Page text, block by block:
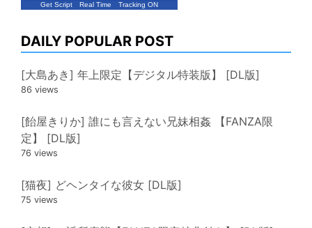
Get Script Real Time Tracking ON
DAILY POPULAR POST
[大島あき] 年上限定【デジタル特装版】 [DL版]
86 views
[飴屋きりか] 誰にも言えない兄妹相姦 【FANZA限
定】 [DL版]
76 views
[猫夜] どヘンタイな彼女 [DL版]
75 views